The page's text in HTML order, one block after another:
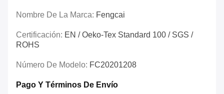
Nombre De La Marca: Fengcai
Certificación: EN / Oeko-Tex Standard 100 / SGS /
ROHS
Número De Modelo: FC20201208
Pago Y Términos De Envío